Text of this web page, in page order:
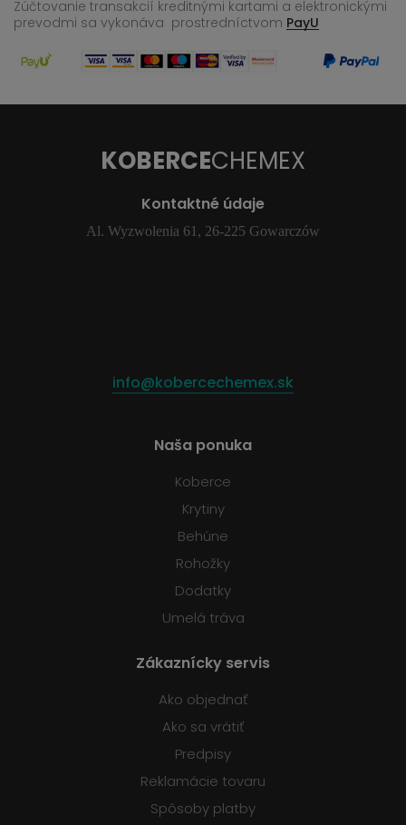
Zúčtovanie transakcií kreditnými kartami a elektronickými
prevodmi sa vykonáva prostredníctvom PayU
KOBERCECHEMEX
Kontaktné údaje
Al. Wyzwolenia 61, 26-225 Gowarczów
info@kobercechemex.sk
Naša ponuka
Koberce
Krytiny
Behúne
Rohožky
Dodatky
Umelá tráva
Zákaznícky servis
Ako objednať
Ako sa vrátiť
Predpisy
Reklamácie tovaru
Spôsoby platby